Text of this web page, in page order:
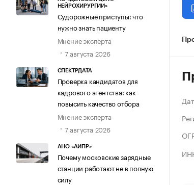
НЕЙРОХИРУРГИИ»
Судорожные приступы: что
нужно знать пациенту
Мнение эксперта
7 августа 2026
СПЕКТРДАТА
Проверка кандидатов для
кадрового агентства: как
повысить качество отбора
Мнение эксперта
7 августа 2026
АНО «АИПР»
Почему московские зарядные
станции работают не в полную
силу